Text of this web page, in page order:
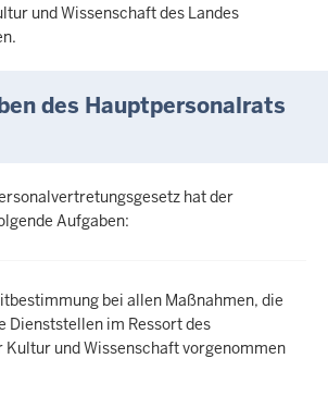
und Wissenschaft des Landes
des Hauptpersonalrats
hat der
Aufgaben:
bei allen Maßnahmen, die
Dienststellen im Ressort des
und Wissenschaft vorgenommen